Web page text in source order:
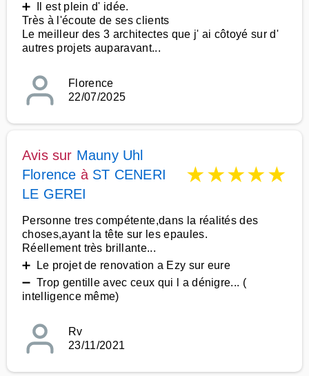
➕ Il est plein d' idée.
Très à l'écoute de ses clients
Le meilleur des 3 architectes que j' ai côtoyé sur d'
autres projets auparavant...
Florence
22/07/2025
Avis sur Mauny Uhl
Florence à ST CENERI
LE GEREI
★★★★★
Personne tres compétente,dans la réalités des
choses,ayant la tête sur les epaules.
Réellement très brillante...
➕ Le projet de renovation a Ezy sur eure
➖ Trop gentille avec ceux qui l a dénigre... (
intelligence même)
Rv
23/11/2021